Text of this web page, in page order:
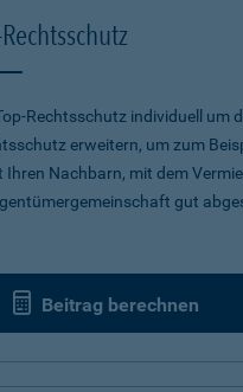
Rechtsschutz individuell um
erweitern, um zum
Ihren Nachbarn, mit dem
gut
Beitrag berechnen